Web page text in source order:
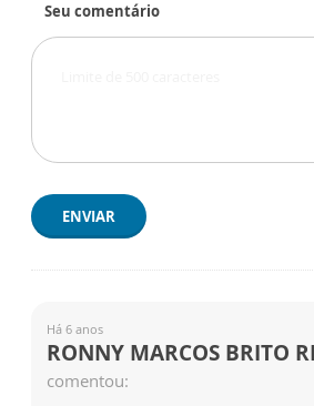
Seu comentário
ENVIAR
Há 6 anos
RONNY MARCOS BRITO
comentou: